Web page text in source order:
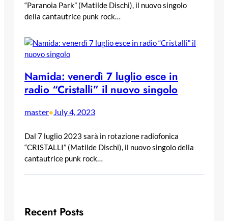
“Paranoia Park” (Matilde Dischi), il nuovo singolo
della cantautrice punk rock…
Namida: venerdì 7 luglio esce in
radio “Cristalli” il nuovo singolo
master•July 4, 2023
Dal 7 luglio 2023 sarà in rotazione radiofonica
“CRISTALLI” (Matilde Dischi), il nuovo singolo della
cantautrice punk rock…
Recent Posts